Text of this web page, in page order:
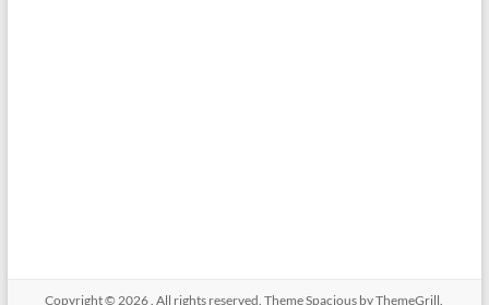
Copyright © 2026. All rights reserved. ThemeSpacious by ThemeGrill.